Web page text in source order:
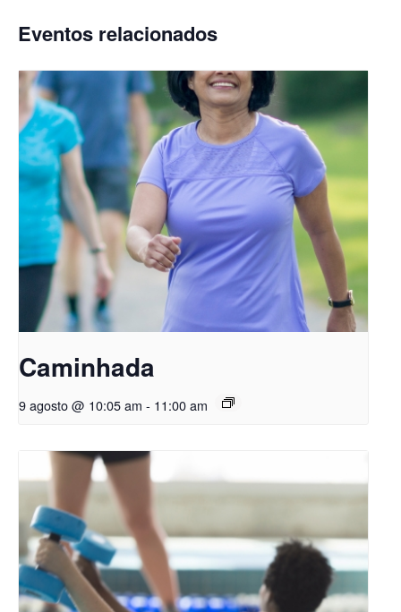
Eventos relacionados
Caminhada
9 agosto @ 10:05 am - 11:00 am